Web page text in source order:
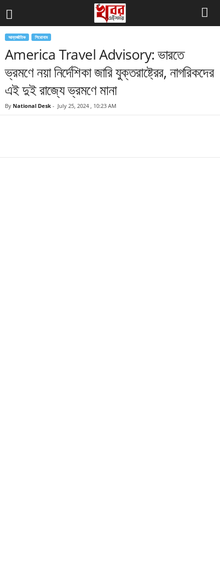
আন্তর্জাতিক শিরোনাম
America Travel Advisory: ভারতে
ভ্রমণে নয়া নির্দেশিকা জারি যুক্তরাষ্ট্রের, নাগরিকদের
এই দুই রাজ্যে ভ্রমণে মানা
By National Desk - July 25, 2024 , 10:23 AM